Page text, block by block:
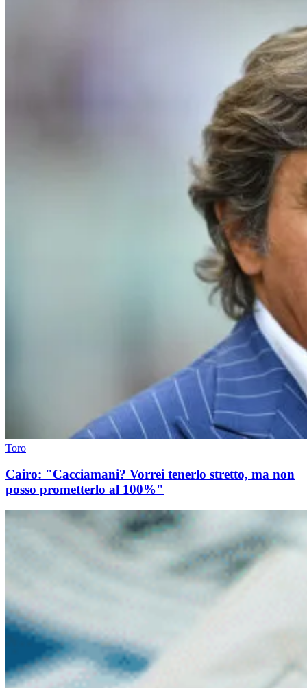
Toro
Cairo: "Cacciamani? Vorrei tenerlo stretto, ma non
posso prometterlo al 100%"